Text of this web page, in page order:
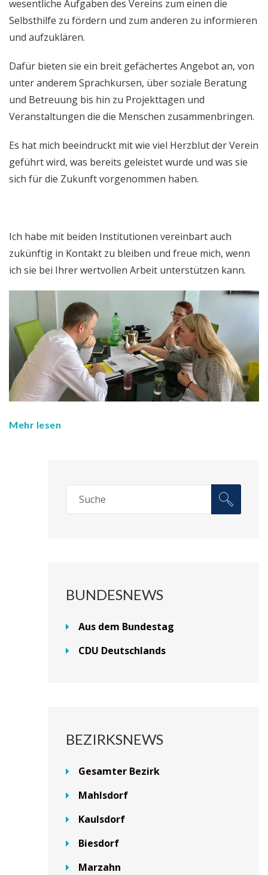
wesentliche Aufgaben des Vereins zum einen die
Selbsthilfe zu fördern und zum anderen zu informieren
und aufzuklären.
Dafür bieten sie ein breit gefächertes Angebot an, von
unter anderem Sprachkursen, über soziale Beratung
und Betreuung bis hin zu Projekttagen und
Veranstaltungen die die Menschen zusammenbringen.
Es hat mich beeindruckt mit wie viel Herzblut der Verein
geführt wird, was bereits geleistet wurde und was sie
sich für die Zukunft vorgenommen haben.
Ich habe mit beiden Institutionen vereinbart auch
zukünftig in Kontakt zu bleiben und freue mich, wenn
ich sie bei Ihrer wertvollen Arbeit unterstützen kann.
Mehr lesen
BUNDESNEWS
Aus dem Bundestag
CDU Deutschlands
BEZIRKSNEWS
Gesamter Bezirk
Mahlsdorf
Kaulsdorf
Biesdorf
Marzahn